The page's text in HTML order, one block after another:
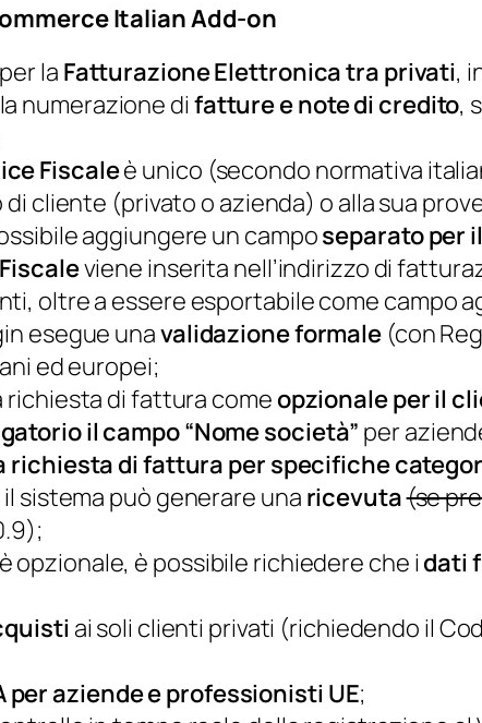
A
d
-
o
n
q
u
a
n
t
i
t
à
Italian Add-on
la Fatturazione Elettronica tra privati,
numerazione di fatture e note di credito,
Fiscaleè unico (secondo normativa
cliente (privato o azienda) o alla sua
aggiungere un camposeparato per
viene inserita nell’indirizzo di
oltre a essere esportabile come campo
esegue unavalidazione formale (con
ed europei;
richiesta di fattura come opzionale per il
il campo “Nome società” per
richiesta di fattura per specifiche
sistema può generare una ricevuta(se
opzionale, è possibile richiedere che i dati
ai soli clienti privati (richiedendo il
per aziende e professionisti UE;